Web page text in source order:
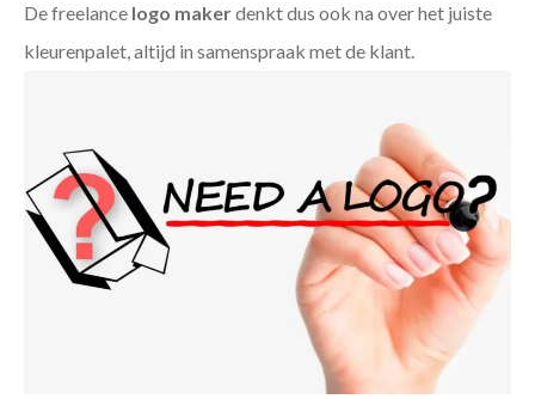
De freelance logo makerdenkt dus ook na over het juiste
kleurenpalet, altijd in samenspraak met de klant.